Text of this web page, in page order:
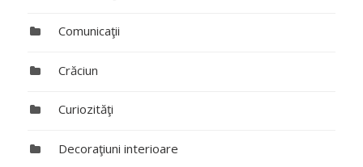
Comunicaţii
Crăciun
Curiozităţi
Decoraţiuni interioare